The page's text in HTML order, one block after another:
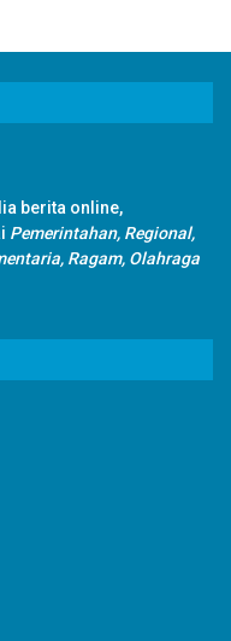
berita online,
Pemerintahan, Regional,
Ragam, Olahraga